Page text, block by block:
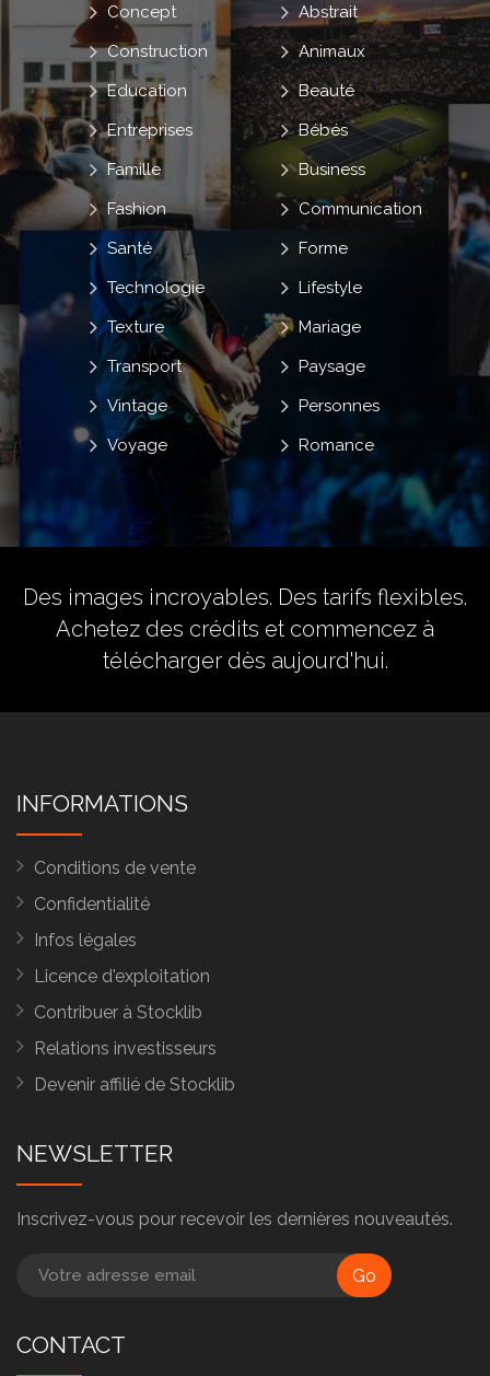
Abstrait
Animaux
Beauté
Bébés
Business
Communication
Concept
Construction
Education
Entreprises
Famille
Fashion
Forme
Lifestyle
Mariage
Paysage
Personnes
Romance
Santé
Technologie
Texture
Transport
Vintage
Voyage
Des images incroyables. Des tarifs flexibles.
Achetez des crédits et commencez à
télécharger dès aujourd'hui.
INFORMATIONS
Conditions de vente
Confidentialité
Infos légales
Licence d'exploitation
Contribuer à Stocklib
Relations investisseurs
Devenir affilié de Stocklib
NEWSLETTER
Inscrivez-vous pour recevoir les dernières nouveautés.
Go
CONTACT